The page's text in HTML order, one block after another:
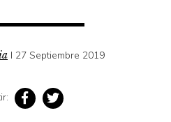
I 27 Septiembre 2019